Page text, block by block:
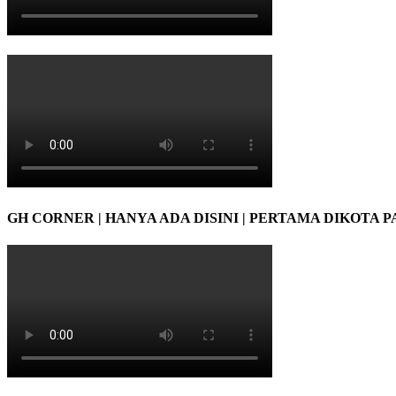
GH CORNER | HANYA ADA DISINI | PERTAMA DIKOTA